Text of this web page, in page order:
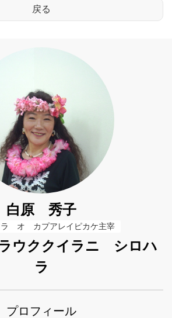
白原 秀子
　オ　カプアレイピカケ主宰
ウククイラニ シロハ
ラ
プロフィール